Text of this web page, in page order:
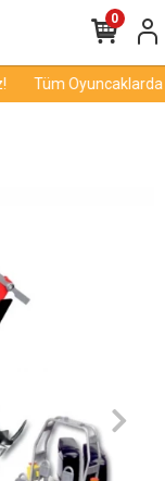
Tüm Oyuncaklarda
0